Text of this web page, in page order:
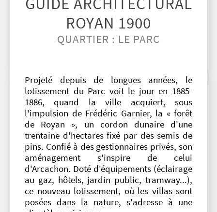
ROYAN 1900
QUARTIER : LE PARC
Projeté depuis de longues années, le
lotissement du Parc voit le jour en 1885-
1886, quand la ville acquiert, sous
l'impulsion de Frédéric Garnier, la « forêt
de Royan », un cordon dunaire d'une
trentaine d'hectares fixé par des semis de
pins. Confié à des gestionnaires privés, son
aménagement s'inspire de celui
d'Arcachon. Doté d'équipements (éclairage
au gaz, hôtels, jardin public, tramway...),
ce nouveau lotissement, où les villas sont
posées dans la nature, s'adresse à une